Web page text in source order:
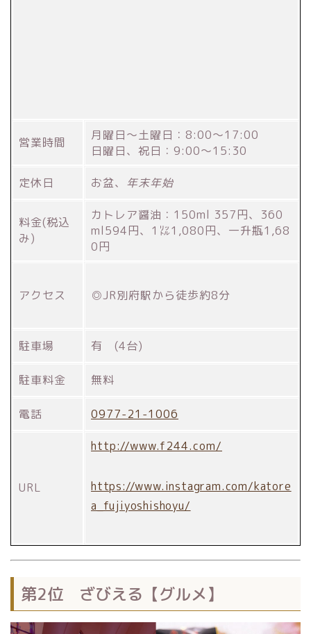
営業時間
月曜日～土曜日：8:00～17:00
日曜日、祝日：9:00～15:30
定休日 お盆、 年末年始
料金(税込
み)
カトレア醤油：150ml 357円、360
ml594円、1㍑1,080円、一升瓶1,68
0円
アクセス ◎JR別府駅から徒歩約8分
駐車場 有 (4台)
駐車料金 無料
電話 0977-21-1006
URL
http://www.f244.com/
https://www.instagram.com/katore
a_fujiyoshishoyu/
第2位 ざびえる【グルメ】